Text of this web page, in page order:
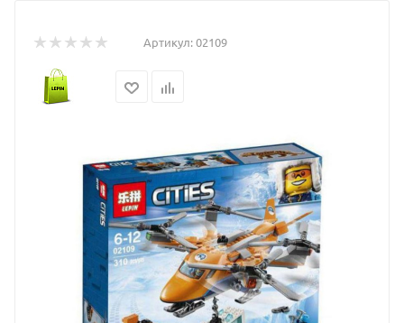
Артикул:02109